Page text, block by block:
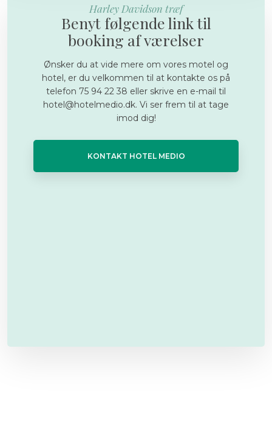
Harley Davidson træf
Benyt følgende link til
booking af værelser
​Ønsker du at vide mere om vores motel og
hotel, er du velkommen til at kontakte os på
telefon 75 94 22 38 eller skrive en e-mail til
hotel@hotelmedio.dk. Vi ser frem til at tage
imod dig!
KONTAKT HOTEL MEDIO​